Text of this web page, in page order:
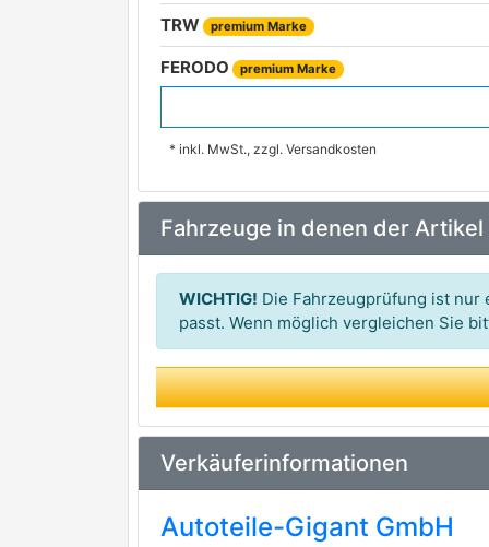
TRW premium Marke
FERODO premium Marke
MEYLE premium Marke
DELPHI premium Marke
FEBI BILSTEIN premium Marke
NK
BOSCH
BREMBO premium Marke
ATE premium Marke
JURID premium Marke
FTE
HELLA PAGID
* inkl. MwSt., zzgl. Versandkosten
Fahrzeuge in denen der
WICHTIG! Die Fahrzeugprüfung ist nur
passt. Wenn möglich vergleichen Sie
Verkäuferinformationen
Autoteile-Gigant GmbH